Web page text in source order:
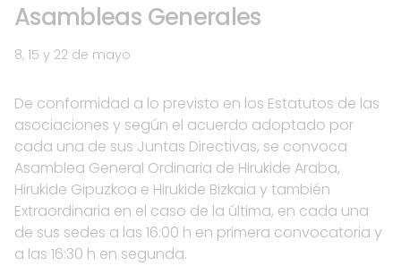
Asambleas Generales
8, 15 y 22 de mayo
De conformidad a lo previsto en los Estatutos de las
asociaciones y según el acuerdo adoptado por
cada una de sus Juntas Directivas, se convoca
Asamblea General Ordinaria de Hirukide Araba,
Hirukide Gipuzkoa e Hirukide Bizkaia y también
Extraordinaria en el caso de la última, en cada una
de sus sedes a las 16:00 h en primera convocatoria y
a las 16:30 h en segunda.